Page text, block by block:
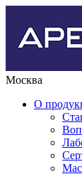
Москва
О